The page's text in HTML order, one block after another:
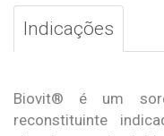
Indicações
Biovit® é um
reconstituinte